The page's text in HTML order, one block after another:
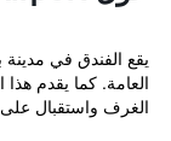
يقع الفندق في
العامة. كما يقدم
الغرف واستقبال